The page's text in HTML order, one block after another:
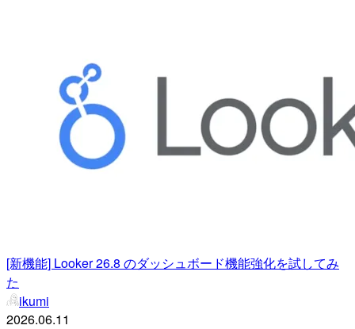
[新機能] Looker 26.8 のダッシュボード機能強化を試してみ
た
ikumi
2026.06.11